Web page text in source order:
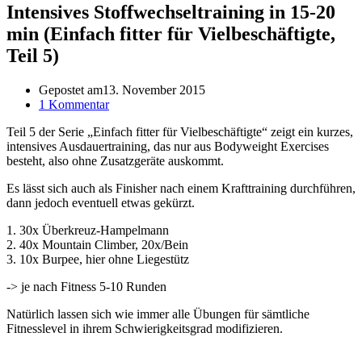
Intensives Stoffwechseltraining in 15-20
min (Einfach fitter für Vielbeschäftigte,
Teil 5)
Gepostet am13. November 2015
1 Kommentar
Teil 5 der Serie „Einfach fitter für Vielbeschäftigte“ zeigt ein kurzes,
intensives Ausdauertraining, das nur aus Bodyweight Exercises
besteht, also ohne Zusatzgeräte auskommt.
Es lässt sich auch als Finisher nach einem Krafttraining durchführen,
dann jedoch eventuell etwas gekürzt.
1. 30x Überkreuz-Hampelmann
2. 40x Mountain Climber, 20x/Bein
3. 10x Burpee, hier ohne Liegestütz
-> je nach Fitness 5-10 Runden
Natürlich lassen sich wie immer alle Übungen für sämtliche
Fitnesslevel in ihrem Schwierigkeitsgrad modifizieren.